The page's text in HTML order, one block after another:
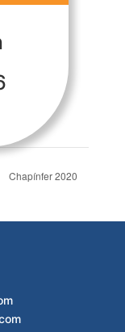
Chapínfer 2020